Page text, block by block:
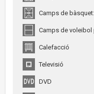
Camps de
Camps de
Calefacció
Televisió
DVD